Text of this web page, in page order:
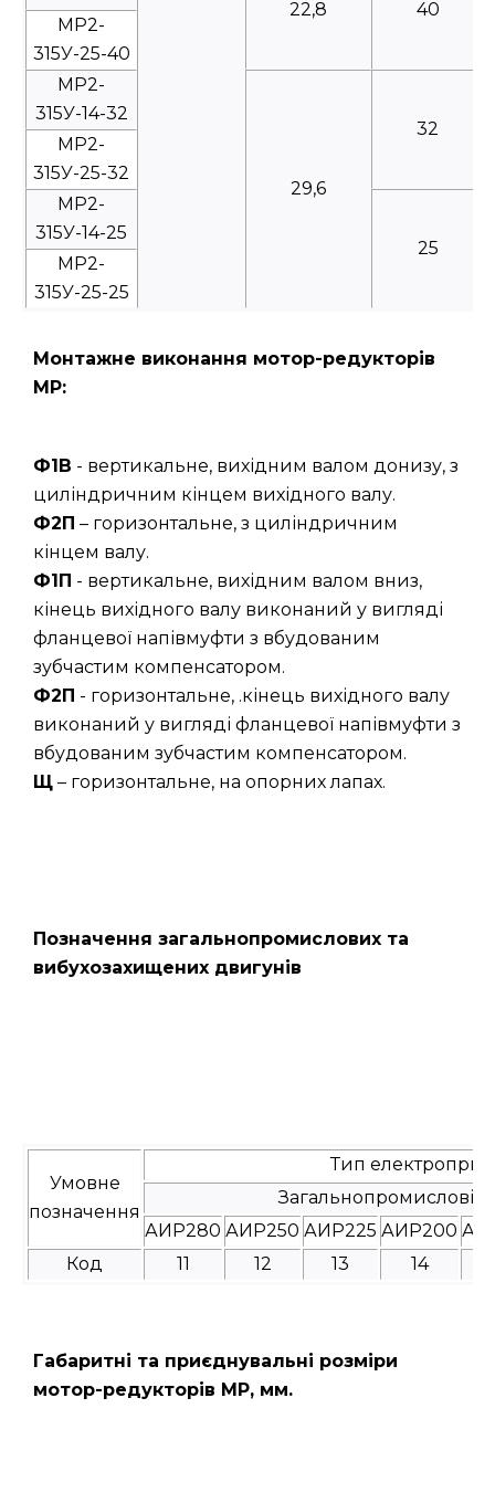
22,8 40
МР2-
315У-25-40
МР2-
315У-14-32
29,6
32
МР2-
315У-25-32
МР2-
315У-14-25
25
МР2-
315У-25-25
Монтажне виконання мотор-редукторів
МР:
Ф1В - вертикальне, вихідним валом донизу, з
циліндричним кінцем вихідного валу.
Ф2П – горизонтальне, з циліндричним
кінцем валу.
Ф1П - вертикальне, вихідним валом вниз,
кінець вихідного валу виконаний у вигляді
фланцевої напівмуфти з вбудованим
зубчастим компенсатором.
Ф2П - горизонтальне, .кінець вихідного валу
виконаний у вигляді фланцевої напівмуфти з
вбудованим зубчастим компенсатором.
Щ – горизонтальне, на опорних лапах.
Позначення загальнопромислових та
вибухозахищених двигунів
Умовне
позначення
Тип
Загальнопромислові
АИР280 АИР250 АИР225 АИР200
Код
11 12 13 14
Габаритні та приєднувальні розміри
мотор-редукторів МР, мм.